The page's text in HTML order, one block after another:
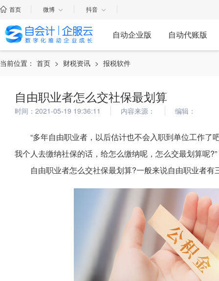
首页 微博 抖音
自动企业版 自动代账版
当前位置： 首页 > 财税资讯 > 报税软件
自由职业者怎么交社保最划算
时间：2021-05-19 19:36:11 内容来源： 编辑：
“多年自由职业者，以后估计也不会入职到单位工作
我个人去缴纳社保的话，给怎么缴纳呢，怎么交最划算呢?”
自由职业者怎么交社保最划算?一般来说自由职业者有